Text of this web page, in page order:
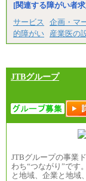
[関連する障がい者
サービス
企画・マ
的障がい
産業医の
JTBグループ
JTBグループの事業
わち“つながり”です
と地域、企業と地域